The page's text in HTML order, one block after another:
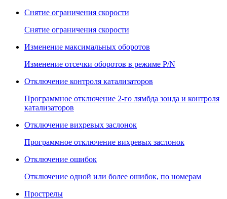
Снятие ограничения скорости
Снятие ограничения скорости
Изменение максимальных оборотов
Изменение отсечки оборотов в режиме P/N
Отключение контроля катализаторов
Программное отключение 2-го лямбда зонда и контроля
катализаторов
Отключение вихревых заслонок
Программное отключение вихревых заслонок
Отключение ошибок
Отключение одной или более ошибок, по номерам
Прострелы